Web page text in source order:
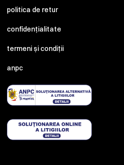
politica de retur
confidențialitate
termeni și condiții
anpc